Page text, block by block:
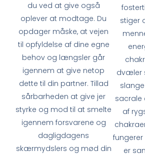
du ved at give også
oplever at modtage. Du
opdager måske, at vejen
til opfyldelse af dine egne
behov og længsler går
igennem at give netop
dette til din partner. Tillad
sårbarheden at give jer
styrke og mod til at smelte
igennem forsvarene og
dagligdagens
skærmydslers og mød din
stiger
dvæler
sacrale
af
er